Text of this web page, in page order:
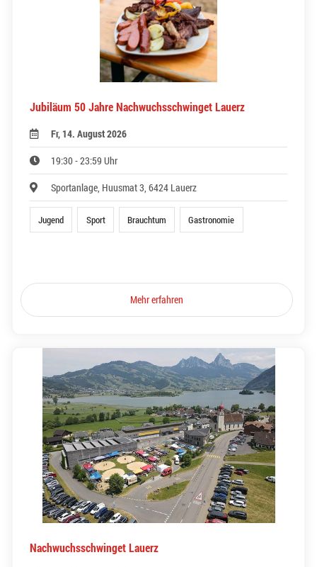
Jubiläum 50 Jahre Nachwuchsschwinget Lauerz
Fr, 14. August 2026
19:30 - 23:59 Uhr
Sportanlage, Huusmat 3, 6424 Lauerz
Jugend Sport Brauchtum Gastronomie
Mehr erfahren
Nachwuchsschwinget Lauerz